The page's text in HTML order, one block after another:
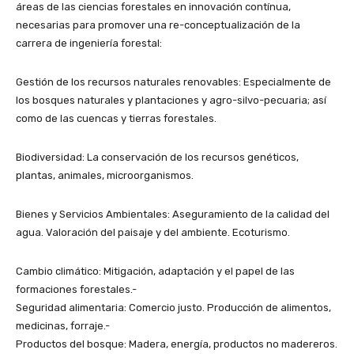
áreas de las ciencias forestales en innovación contínua,
necesarias para promover una re-conceptualización de la
carrera de ingeniería forestal:
Gestión de los recursos naturales renovables: Especialmente de
los bosques naturales y plantaciones y agro-silvo-pecuaria; así
como de las cuencas y tierras forestales.
Biodiversidad: La conservación de los recursos genéticos,
plantas, animales, microorganismos.
Bienes y Servicios Ambientales: Aseguramiento de la calidad del
agua. Valoración del paisaje y del ambiente. Ecoturismo.
Cambio climático: Mitigación, adaptación y el papel de las
formaciones forestales.-
Seguridad alimentaria: Comercio justo. Producción de alimentos,
medicinas, forraje.-
Productos del bosque: Madera, energía, productos no madereros.